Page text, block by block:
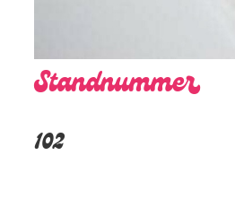
Standnummer
102